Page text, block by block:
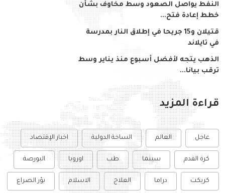
النفط يواصل الصعود وسط مخاوف بشأن
خطط إعادة فتح...
قتيلان و15 جريحا في إطلاق النار بمدرسة
في تايلاند
الذهب يتجه لأفضل أسبوع منذ يناير وسط
ترقب بيانا...
قراءة المزيد
عاجل العالم الساحة الدولية اخبار الإقتصاد
كرة القدم سينما طب اوروبا البورصة
كريكت دراما العلاج الاسلام بؤر الصراع